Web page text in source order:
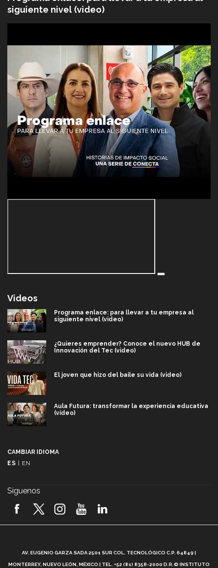
siguiente nivel (video)
Videos
Programa enlace: para llevar a tu empresa al
siguiente nivel (video)
¿Quieres emprender? Conoce el nuevo HUB de
Innovación del Tec (video)
El joven que hizo del baile su vida (video)
Aula Futura: transformar la experiencia educativa
(video)
2026! (video)
¿Cómo es el Modelo Educativo Tec? (video)
CAMBIAR IDIOMA
ES
EN
Síguenos
AV. EUGENIO GARZA SADA 2501 SUR COL. TECNOLÓGICO C.P. 64849 |
MONTERREY, NUEVO LEÓN, MÉXICO | TEL. +52 (81) 8358-2000 D.R.© INSTITUTO